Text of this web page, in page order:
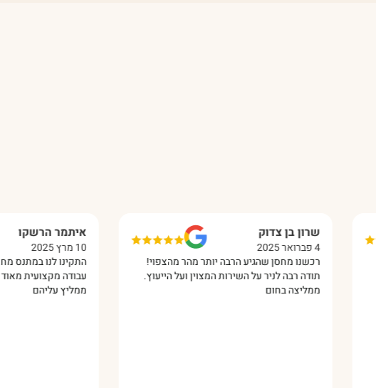
הרבה יותר מהר מהצפוי!
על השירות המצוין ועל הייעוץ.
איתמר הרשקו
10 מרץ 2025
התקינו לנו במתנס מחסן מפאנל מבודד עשו
עבודה מקצועית מאוד והכל בסבלנות ומקצועיות